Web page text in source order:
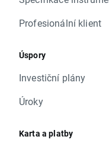
Profesionální klient
Úspory
Investiční plány
Úroky
Karta a platby